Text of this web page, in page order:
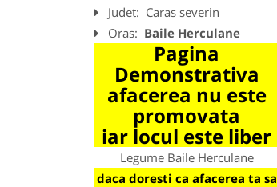
Judet: Caras severin
Oras: Baile Herculane
Pagina
Demonstrativa
afacerea nu este
promovata
iar locul este liber
Legume Baile Herculane
daca doresti ca afacerea ta sa